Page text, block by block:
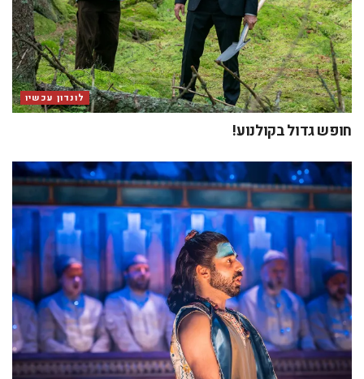
לונדון עכשיו
חופש גדול בקולנוע!